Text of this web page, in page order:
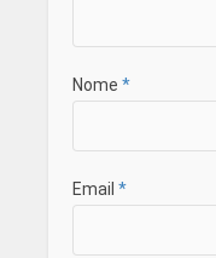
Nome *
Email *